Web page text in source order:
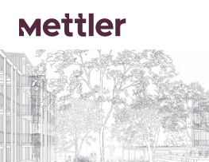
Ich interessiere
Mieten